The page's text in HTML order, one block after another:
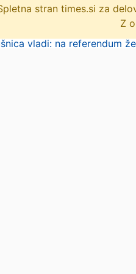
zadržanje novega
· Dnevnik · 2d
vladi: na referendum že
stran times.si za
Z